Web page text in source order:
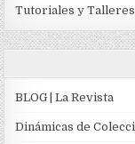
Tutoriales y Talleres
BLOG | La Revista
Dinámicas de